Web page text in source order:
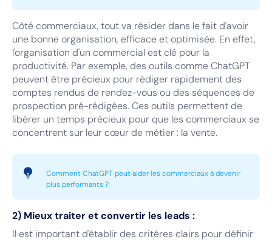
Côté commerciaux, tout va résider dans le fait d'avoir
une bonne organisation, efficace et optimisée. En effet,
l'organisation d'un commercial est clé pour la
productivité. Par exemple, des outils comme ChatGPT
peuvent être précieux pour rédiger rapidement des
comptes rendus de rendez-vous ou des séquences de
prospection pré-rédigées. Ces outils permettent de
libérer un temps précieux pour que les commerciaux se
concentrent sur leur cœur de métier : la vente.
Comment ChatGPT peut aider les commerciaux à devenir
plus performants ?
2) Mieux traiter et convertir les leads :
Il est important d'établir des critères clairs pour définir